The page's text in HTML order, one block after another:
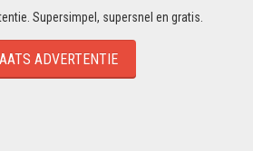
Supersimpel, supersnel en gratis.
ADVERTENTIE